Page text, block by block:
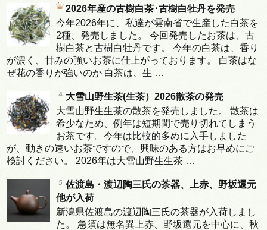
2026年産の古樹白茶･古樹白牡丹を発売
今年2026年に、私達が雲南省で生産した白茶を
2種、発売しました。 今回発売したお茶は、古
樹白茶と古樹白牡丹です。 今年の白茶は、香り
が濃く、甘みの強いお茶に仕上がっております。 白茶はな
ぜ花の香りが強いのか 白茶は、生 …
大雪山野生茶(生茶）2026散茶の発売
大雪山野生生茶の散茶を発売しました。 散茶は
希少なため、例年は短期間で売り切れてしまう
お茶です。今年は比較的多めに入手しました
が、動きの速いお茶ですので、興味のある方はお早めにご
検討ください。 2026年は大雪山野生生茶 …
佐渡島・渡辺陶三氏の茶器、上赤、野坂還元
他が入荷
新潟県佐渡島の渡辺陶三氏の茶器が入荷しまし
た。 急須は無名異上赤、野坂還元を中心に、秋